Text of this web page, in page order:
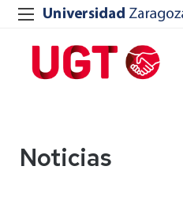
Noticias